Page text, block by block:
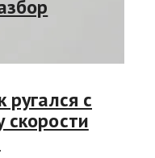
ругался с
скорости